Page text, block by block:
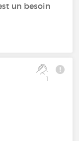
un besoin
1